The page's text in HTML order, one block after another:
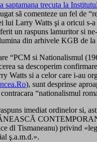
saptamana trecuta la
să comenteze un fel de
Larry Watts şi a oricui s-
un raspuns lamuritor si
din arhivele KGB de
“PCM si Nationalismul
sa descoperim
Watts si a celor care i-au
), sunt desprinse
“nationalismul
imediat ordinelor si,
CONTEMPORANĂ
dl Tismaneanu) privind
ş.a.m.d.».